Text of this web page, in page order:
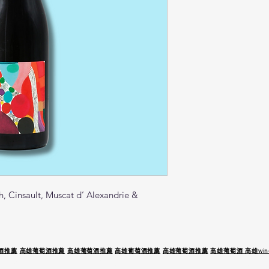
Cinsault, Muscat d’ Alexandrie &
推薦 高雄葡萄酒推薦 高雄葡萄酒推薦 高雄葡萄酒推薦 高雄葡萄酒推薦 高雄葡萄酒 高雄